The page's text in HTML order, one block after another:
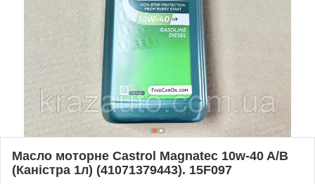
Масло моторне Castrol Magnatec 10w-40 A/B
(Каністра 1л) (41071379443). 15F097